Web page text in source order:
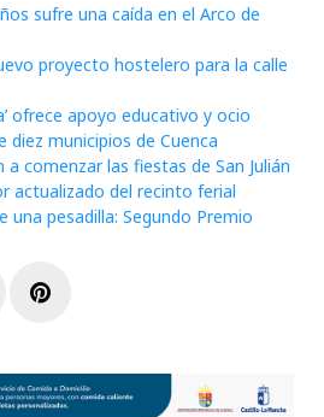
sufre una caída en el Arco de
proyecto hostelero para la calle
ofrece apoyo educativo y ocio
diez municipios de Cuenca
a comenzar las fiestas de San Julián
actualizado del recinto ferial
una pesadilla: Segundo Premio
Pinterest